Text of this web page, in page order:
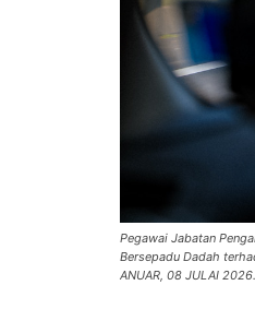
Pegawai Jabatan
Bersepadu Dadah
ANUAR, 08 JULAI 2026.